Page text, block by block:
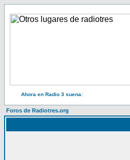
Ahora en Radio 3 suena:
Foros de Radiotres.org